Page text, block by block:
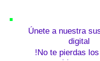
Únete a nuestra
digital
!No te pierdas